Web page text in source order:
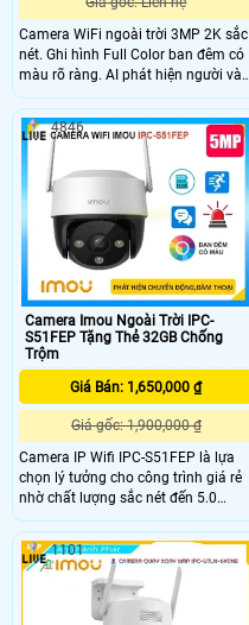
Camera WiFi ngoài trời 3MP 2K sắc
nét. Ghi hình Full Color ban đêm có
màu rõ ràng. AI phát hiện người và
phương tiện chính xác. Báo động
chủ động bằng còi 110dB và đèn
chớp.
Camera Imou Ngoài Trời IPC-
S51FEP Tặng Thẻ 32GB Chống
Trộm
Giá Bán: 1,650,000 ₫
Giá gốc: 1,900,000 ₫
Camera IP Wifi IPC-S51FEP là lựa
chọn lý tưởng cho công trình giá rẻ
nhờ chất lượng sắc nét đến 5.0
megapixel với khả năng xem ban
đêm Full Color trong phạm vi 20m
camera giúp quan sát hiệu quả vào
ban đêm như ban ngày
4846
1101